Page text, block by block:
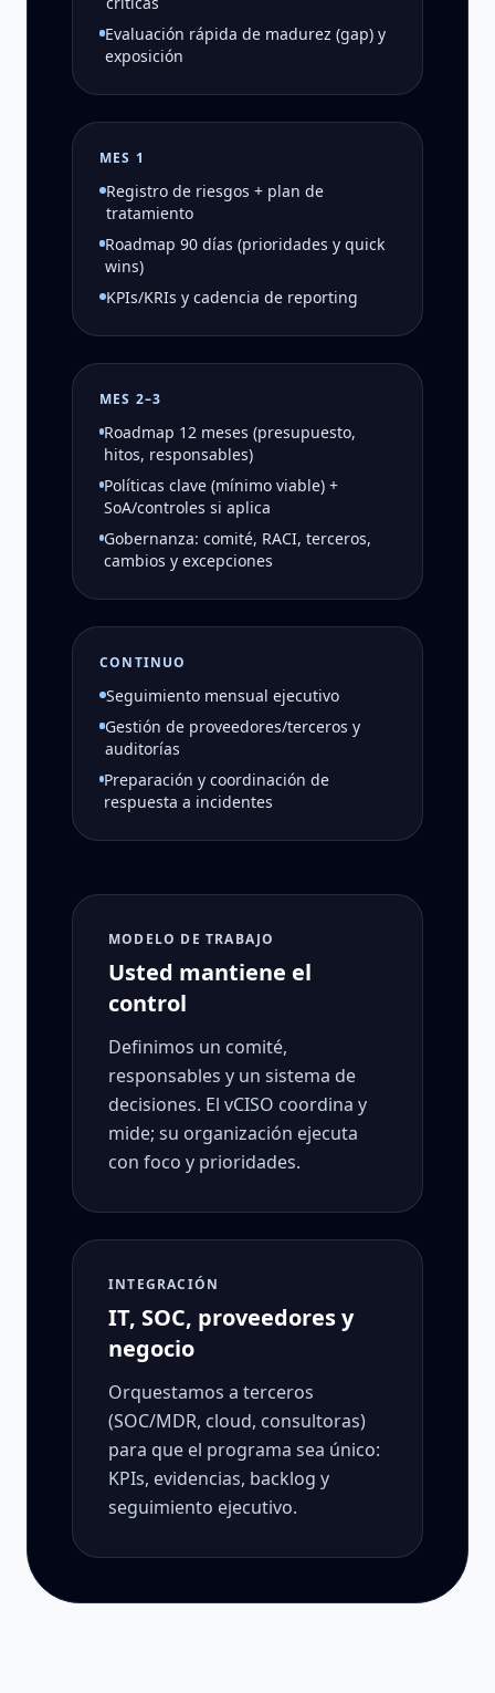
Evaluación rápida de madurez (gap) y
exposición
MES 1
Registro de riesgos + plan de
tratamiento
Roadmap 90 días (prioridades y quick
wins)
KPIs/KRIs y cadencia de reporting
MES 2–3
Roadmap 12 meses (presupuesto,
hitos, responsables)
Políticas clave (mínimo viable) +
SoA/controles si aplica
Gobernanza: comité, RACI, terceros,
cambios y excepciones
CONTINUO
Seguimiento mensual ejecutivo
Gestión de proveedores/terceros y
auditorías
Preparación y coordinación de
respuesta a incidentes
MODELO DE TRABAJO
Usted mantiene el
control
Definimos un comité,
responsables y un sistema de
decisiones. El vCISO coordina y
mide; su organización ejecuta
con foco y prioridades.
INTEGRACIÓN
IT, SOC, proveedores y
negocio
Orquestamos a terceros
(SOC/MDR, cloud, consultoras)
para que el programa sea único:
KPIs, evidencias, backlog y
seguimiento ejecutivo.